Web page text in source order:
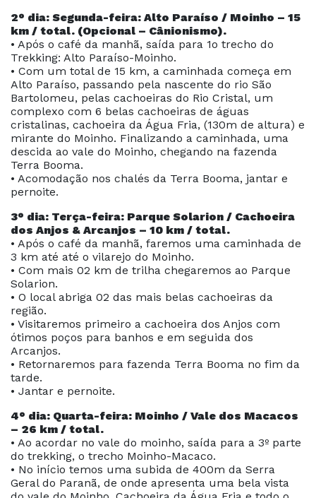
2° dia: Segunda-feira: Alto Paraíso / Moinho – 15
km / total. (Opcional – Cânionismo).
• Após o café da manhã, saída para 1o trecho do
Trekking: Alto Paraíso-Moinho.
• Com um total de 15 km, a caminhada começa em
Alto Paraíso, passando pela nascente do rio São
Bartolomeu, pelas cachoeiras do Rio Cristal, um
complexo com 6 belas cachoeiras de águas
cristalinas, cachoeira da Água Fria, (130m de altura) e
mirante do Moinho. Finalizando a caminhada, uma
descida ao vale do Moinho, chegando na fazenda
Terra Booma.
• Acomodação nos chalés da Terra Booma, jantar e
pernoite.
3° dia: Terça-feira: Parque Solarion / Cachoeira
dos Anjos & Arcanjos – 10 km / total.
• Após o café da manhã, faremos uma caminhada de
3 km até até o vilarejo do Moinho.
• Com mais 02 km de trilha chegaremos ao Parque
Solarion.
• O local abriga 02 das mais belas cachoeiras da
região.
• Visitaremos primeiro a cachoeira dos Anjos com
ótimos poços para banhos e em seguida dos
Arcanjos.
• Retornaremos para fazenda Terra Booma no fim da
tarde.
• Jantar e pernoite.
4° dia: Quarta-feira: Moinho / Vale dos Macacos
– 26 km / total.
• Ao acordar no vale do moinho, saída para a 3º parte
do trekking, o trecho Moinho-Macaco.
• No início temos uma subida de 400m da Serra
Geral do Paranã, de onde apresenta uma bela vista